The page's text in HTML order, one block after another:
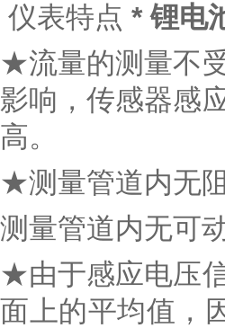
仪表特点 * 锂电
★流量的测量不
影响，传感器感
高。
★测量管道内无
测量管道内无可
★由于感应电压
面上的平均值，